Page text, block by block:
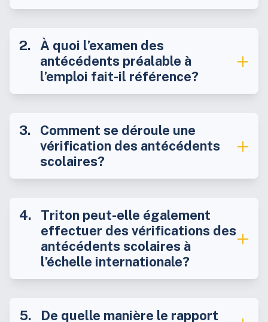
À quoi l’examen des
antécédents préalable à
l’emploi fait-il référence?
Comment se déroule une
vérification des antécédents
scolaires?
Triton peut-elle également
effectuer des vérifications des
antécédents scolaires à
l’échelle internationale?
De quelle manière le rapport